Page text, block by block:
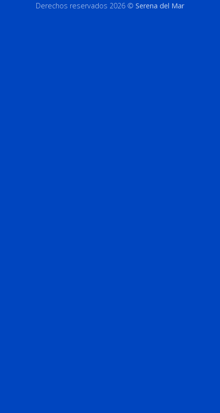
Derechos reservados 2026 © Serena del Mar